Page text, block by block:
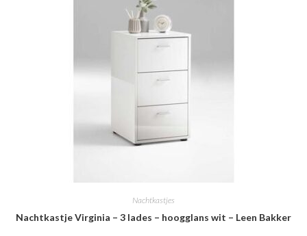
Nachtkastjes
Nachtkastje Virginia – 3 lades – hoogglans wit – Leen Bakker